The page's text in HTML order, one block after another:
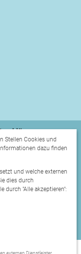
RSS-Feed
Stellen Cookies und
dazu finden
und welche externen
dies durch
durch "Alle akzeptieren":
externen Dienstleister